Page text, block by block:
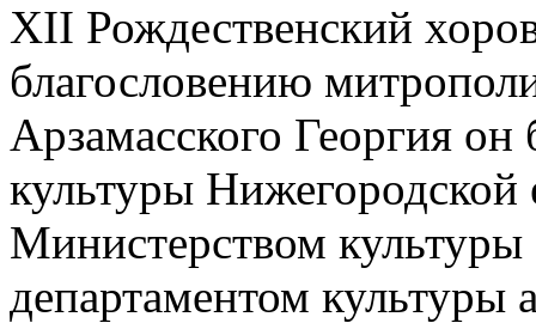
XII Рождественский
благословению
Арзамасского Георгия
культуры Нижегородской
Министерством
департаментом